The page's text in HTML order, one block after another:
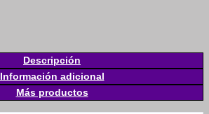
Descripción
Información adicional
Más productos